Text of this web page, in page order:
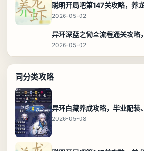
2026-05-02
异环深蓝之恸全流程通关攻略
2026-05-02
同分类攻略
2026-05-08